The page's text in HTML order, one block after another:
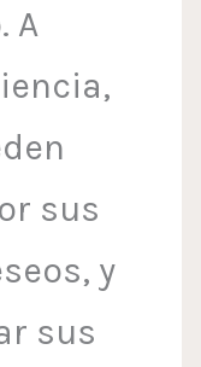
A
sus
y
sus